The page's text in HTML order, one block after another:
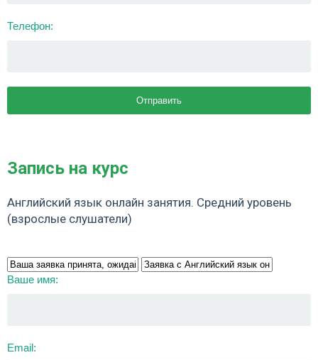
Телефон:
Запись на курс
Английский язык онлайн занятия. Средний уровень
(взрослые слушатели)
Ваше имя:
Email: